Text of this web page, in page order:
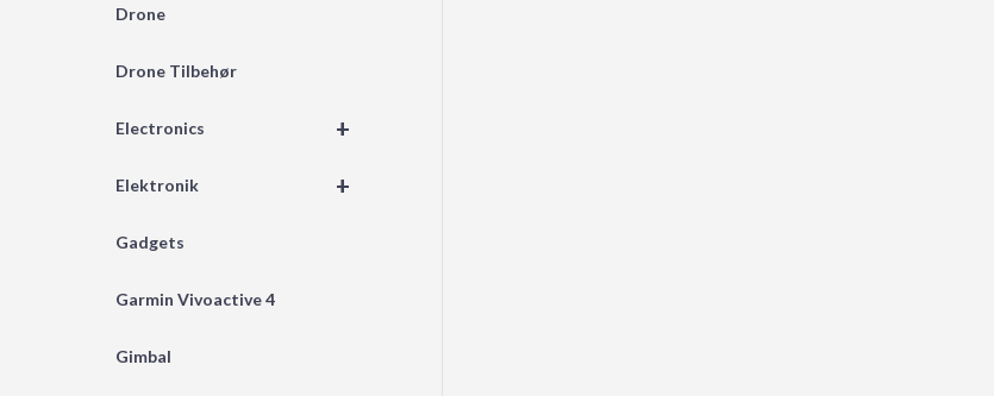
Drone
Drone Tilbehør
+
Electronics
+
Elektronik
Gadgets
Garmin Vivoactive 4
Gimbal